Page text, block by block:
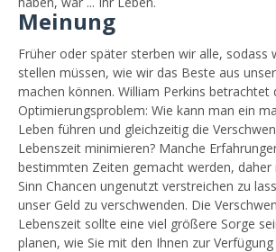
Meinung
Früher oder später sterben wir alle, sodass
stellen müssen, wie wir das Beste aus
machen können. William Perkins betrachtet
Optimierungsproblem: Wie kann man ein
Leben führen und gleichzeitig die
Lebenszeit minimieren? Manche
bestimmten Zeiten gemacht werden, daher
Sinn Chancen ungenutzt verstreichen zu
unser Geld zu verschwenden. Die
Lebenszeit sollte eine viel größere Sorge
planen, wie Sie mit den Ihnen zur